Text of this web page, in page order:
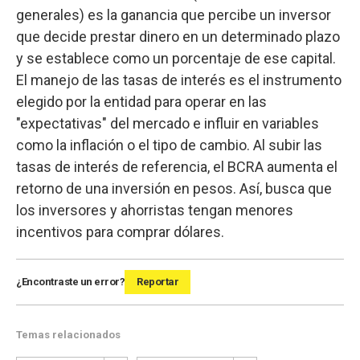
generales) es la ganancia que percibe un inversor
que decide prestar dinero en un determinado plazo
y se establece como un porcentaje de ese capital.
El manejo de las tasas de interés es el instrumento
elegido por la entidad para operar en las
"expectativas" del mercado e influir en variables
como la inflación o el tipo de cambio. Al subir las
tasas de interés de referencia, el BCRA aumenta el
retorno de una inversión en pesos. Así, busca que
los inversores y ahorristas tengan menores
incentivos para comprar dólares.
¿Encontraste un error? Reportar
Temas relacionados